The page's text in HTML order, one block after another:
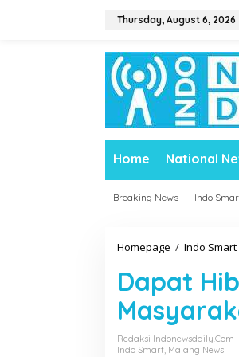
Thursday, August 6, 2026
Home National
Breaking News Indo
Homepage / Indo Smart
t
Dapat
Redaksi Indonewsdaily.com
Indo Smart, Malang News